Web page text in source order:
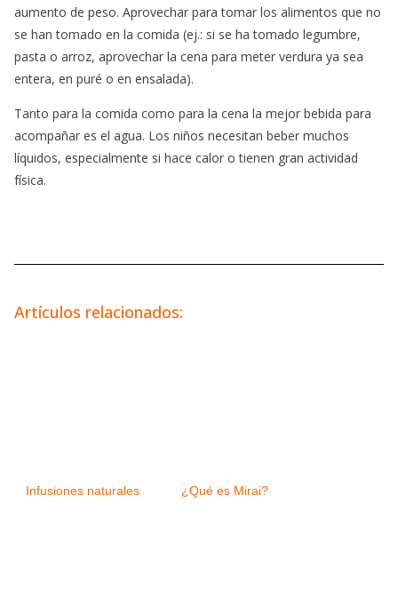
aumento de peso. Aprovechar para tomar los alimentos que no
se han tomado en la comida (ej.: si se ha tomado legumbre,
pasta o arroz, aprovechar la cena para meter verdura ya sea
entera, en puré o en ensalada).
Tanto para la comida como para la cena la mejor bebida para
acompañar es el agua. Los niños necesitan beber muchos
líquidos, especialmente si hace calor o tienen gran actividad
física.
Artículos relacionados:
Infusiones naturales ¿Qué es Mirai?